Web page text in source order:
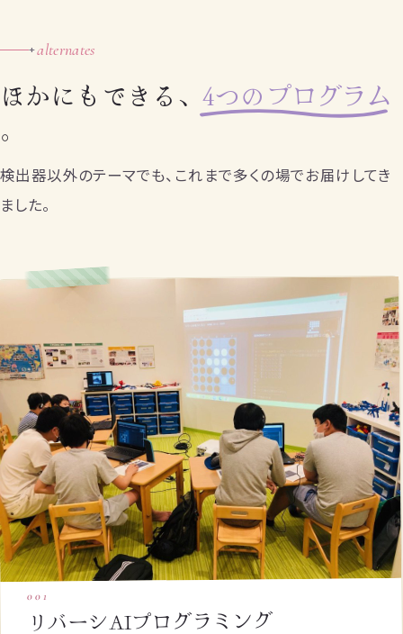
+alternates
ほかにもできる、4つのプログラム
。
検出器以外のテーマでも、これまで多くの場でお届けしてき
ました。
001
リバーシAIプログラミング